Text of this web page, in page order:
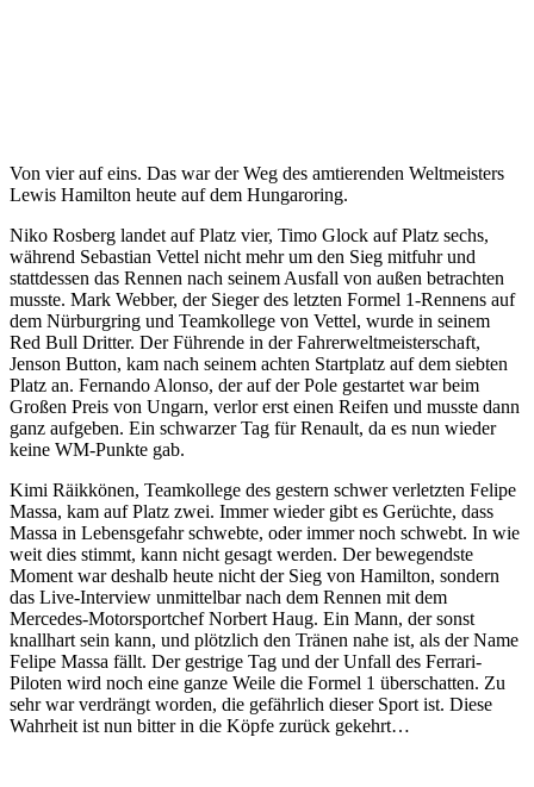
Von vier auf eins. Das war der Weg des amtierenden Weltmeisters
Lewis Hamilton heute auf dem Hungaroring.
Niko Rosberg landet auf Platz vier, Timo Glock auf Platz sechs,
während Sebastian Vettel nicht mehr um den Sieg mitfuhr und
stattdessen das Rennen nach seinem Ausfall von außen betrachten
musste. Mark Webber, der Sieger des letzten Formel 1-Rennens auf
dem Nürburgring und Teamkollege von Vettel, wurde in seinem
Red Bull Dritter. Der Führende in der Fahrerweltmeisterschaft,
Jenson Button, kam nach seinem achten Startplatz auf dem siebten
Platz an. Fernando Alonso, der auf der Pole gestartet war beim
Großen Preis von Ungarn, verlor erst einen Reifen und musste dann
ganz aufgeben. Ein schwarzer Tag für Renault, da es nun wieder
keine WM-Punkte gab.
Kimi Räikkönen, Teamkollege des gestern schwer verletzten Felipe
Massa, kam auf Platz zwei. Immer wieder gibt es Gerüchte, dass
Massa in Lebensgefahr schwebte, oder immer noch schwebt. In wie
weit dies stimmt, kann nicht gesagt werden. Der bewegendste
Moment war deshalb heute nicht der Sieg von Hamilton, sondern
das Live-Interview unmittelbar nach dem Rennen mit dem
Mercedes-Motorsportchef Norbert Haug. Ein Mann, der sonst
knallhart sein kann, und plötzlich den Tränen nahe ist, als der Name
Felipe Massa fällt. Der gestrige Tag und der Unfall des Ferrari-
Piloten wird noch eine ganze Weile die Formel 1 überschatten. Zu
sehr war verdrängt worden, die gefährlich dieser Sport ist. Diese
Wahrheit ist nun bitter in die Köpfe zurück gekehrt…